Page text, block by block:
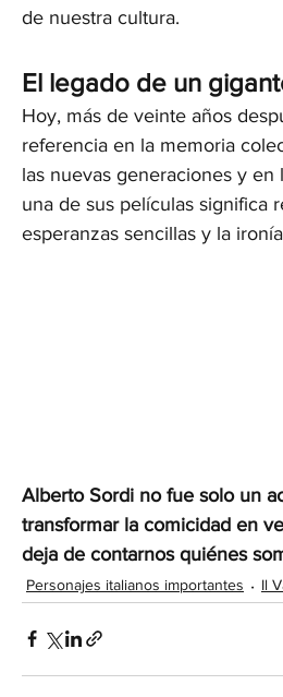
de nuestra cultura.
El legado de un
Hoy, más de veinte años
referencia en la memoria
las nuevas generaciones y
una de sus películas significa
esperanzas sencillas y la
Alberto Sordi no fue solo un
transformar la comicidad en
deja de contarnos quiénes
Personajes italianos importantes Il